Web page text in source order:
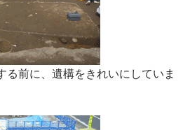
る前に、遺構をきれいにしていま